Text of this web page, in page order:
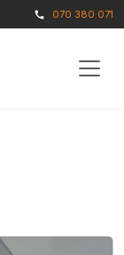
call 070 380 071